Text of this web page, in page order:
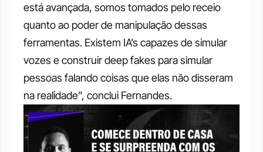
está avançada, somos tomados pelo receio
quanto ao poder de manipulação dessas
ferramentas. Existem IA’s capazes de simular
vozes e construir deep fakes para simular
pessoas falando coisas que elas não disseram
na realidade”, conclui Fernandes.